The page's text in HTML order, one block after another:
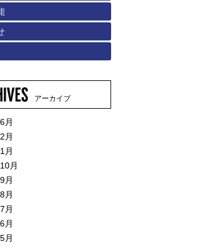
アーカイブ
月
月
月
月
月
月
月
月
月